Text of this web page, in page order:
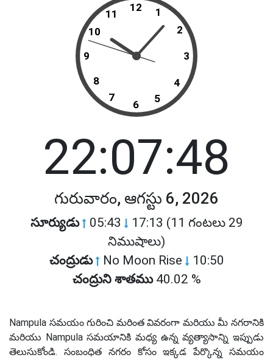
12
11
10
9
8
7
6 5
4
3
2
1
22:07:48
గురువారం, ఆగస్టు 6, 2026
సూర్యుడు 05:43 17:13 (11 గంటలు 29
నిముషాలు)
చంద్రుడు No Moon Rise 10:50
చంద్రుని శాతము 40.02 %
Nampula సమయం గురించి మరింత వివరంగా మరియు మీ నగరానికి
మరియు Nampula సమయానికి మధ్య ఉన్న వ్యత్యాసాన్ని ఇప్పుడు
తెలుసుకోండి. సంబంధిత నగరం కోసం ఇక్కడ పేర్కొన్న సమయం